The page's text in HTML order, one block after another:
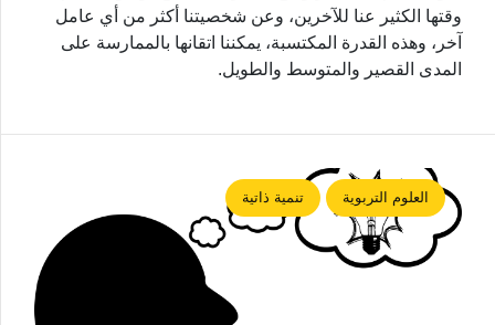
وقتها الكثير عنا للآخرين، وعن شخصيتنا أكثر من أي عامل
آخر، وهذه القدرة المكتسبة، يمكننا اتقانها بالممارسة على
المدى القصير والمتوسط والطويل.
العلوم التربوية تنمية ذاتية